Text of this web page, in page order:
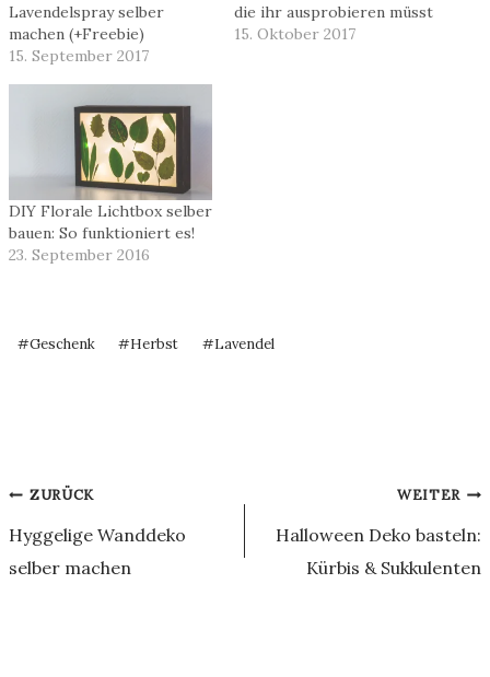
Lavendelspray selber
machen (+Freebie)
15. September 2017
die ihr ausprobieren müsst
15. Oktober 2017
DIY Florale Lichtbox selber
bauen: So funktioniert es!
23. September 2016
Schlagworte:
#Geschenk #Herbst #Lavendel
Beitragsnavigation
ZURÜCK
Hyggelige Wanddeko
selber machen
WEITER
Halloween Deko basteln:
Kürbis & Sukkulenten